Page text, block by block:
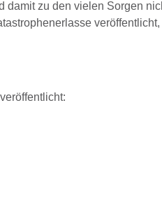
damit zu den vielen Sorgen